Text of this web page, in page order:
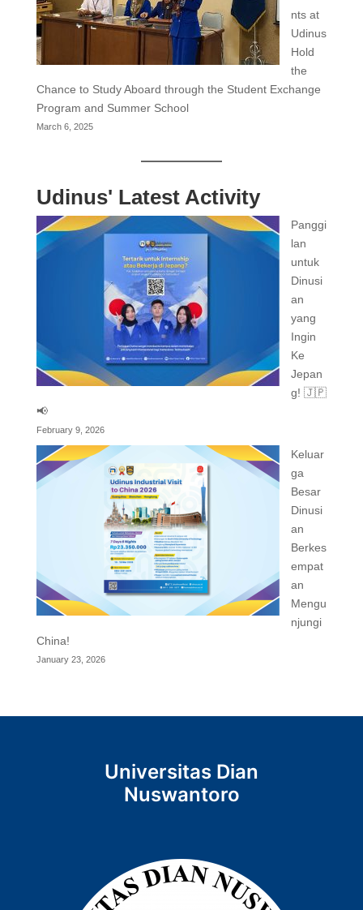
nts at
Udinus
Hold
the
Chance to Study Aboard through the Student Exchange
Program and Summer School
March 6, 2025
Udinus' Latest Activity
Panggi
lan
untuk
Dinusi
an
yang
Ingin
Ke
Jepan
g! 🇯🇵
📢
February 9, 2026
Keluar
ga
Besar
Dinusi
an
Berkes
empat
an
Mengu
njungi
China!
January 23, 2026
Universitas Dian
Nuswantoro